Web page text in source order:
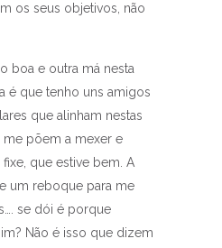
os seus objetivos, não
boa e outra má nesta
é que tenho uns amigos
que alinham nestas
põem a mexer e
que estive bem. A
um reboque para me
se dói é porque
Não é isso que dizem